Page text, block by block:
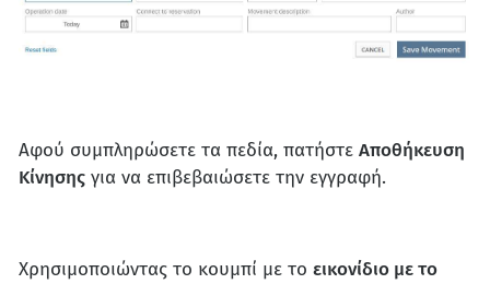
Αφού συμπληρώσετε τα πεδία, πατήστε Αποθήκευση
Κίνησης για να επιβεβαιώσετε την εγγραφή.
Χρησιμοποιώντας το κουμπί με το εικονίδιο με το